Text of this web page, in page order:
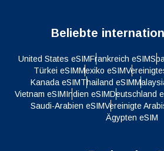
Beliebte
United States eSIMFrankreich eSIM
Türkei eSIMMexiko eSIM
Kanada eSIMThailand eSIM
Vietnam eSIMIndien eSIMDeutschland
Saudi-Arabien eSIMVereinigte
Ägypten eSIM